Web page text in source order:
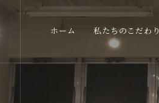
ホーム 私たちのこだわり